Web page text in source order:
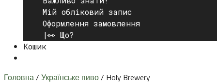
Мій обліковий запис
Оформлення замовлення
|👀 Що?
Кошик
Головна/ Українське пиво/ Holy Brewery